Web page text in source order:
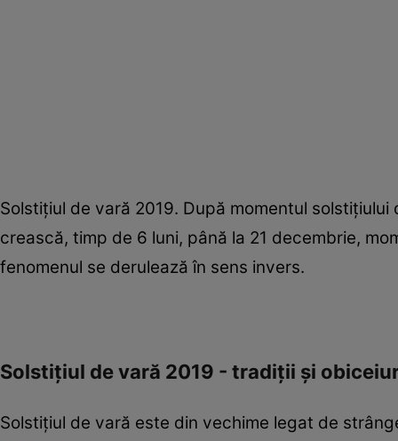
​Solstiţiul de vară 2019. După momentul
crească, timp de 6 luni, până la 21 decembrie,
fenomenul se derulează în sens invers.
Solstiţiul de vară 2019 - tradiţii şi
Solstiţiul de vară este din vechime legat de